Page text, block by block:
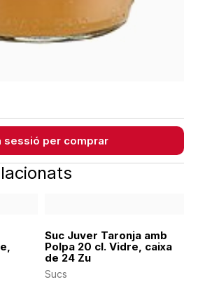
sessió per comprar
Suc Juver Taronja amb
Polpa 20 cl. Vidre, caixa
de 24 Zu
Sucs